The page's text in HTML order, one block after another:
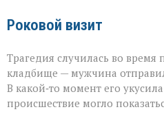
Роковой визит
Трагедия случилась во время
кладбище — мужчина
В какой‑то момент его
происшествие могло